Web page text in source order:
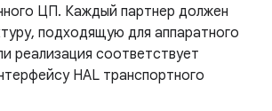
ЦП. Каждый партнер должен
подходящую для аппаратного
реализация соответствует
HAL транспортного